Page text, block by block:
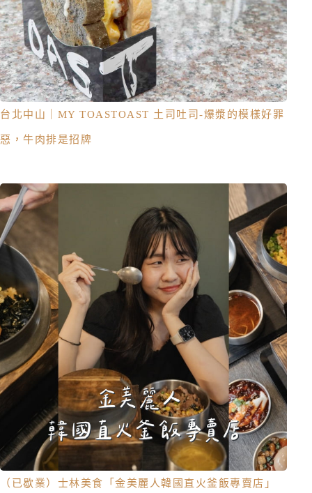
台北中山｜MY TOASTOAST 土司吐司-爆漿的模樣好罪
惡，牛肉排是招牌
（已歇業）士林美食「金美麗人韓國直火釜飯專賣店」